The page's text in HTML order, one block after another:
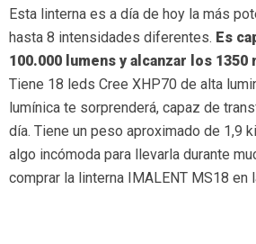
Esta linterna es a día de hoy la más
hasta 8 intensidades diferentes. Es
100.000 lumens y alcanzar los
Tiene 18 leds Cree XHP70 de alta
lumínica te sorprenderá, capaz de
día. Tiene un peso aproximado de 1,9
algo incómoda para llevarla durante
comprar la linterna IMALENT MS18 en